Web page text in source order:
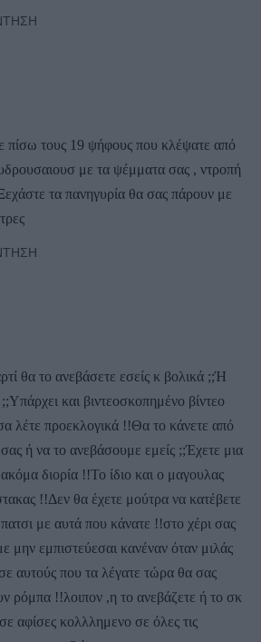
πίσω τους 19 ψήφους που κλέψατε από
με τα ψέμματα σας , ντροπή
τα πανηγυρία θα σας πάρουν με
θα το ανεβάσετε εσείς κ βολικά ;;Ή
;;Υπάρχει και βιντεοσκοπημένο βίντεο
λέτε προεκλογικά !!Θα το κάνετε από
ή να το ανεβάσουμε εμείς ;;Έχετε μια
διορία !!Το ίδιο και ο μαγουλας
!!Δεν θα έχετε μούτρα να κατέβετε
με αυτά που κάνατε !!στο χέρι σας
μην εμπιστεύεσαι κανέναν όταν μιλάς
σε αυτούς που τα λέγατε τώρα θα σας
ρόμπα !!λοιπον ,η το ανεβάζετε ή το σκ
σε αφίσες κολλλημενο σε όλες τις